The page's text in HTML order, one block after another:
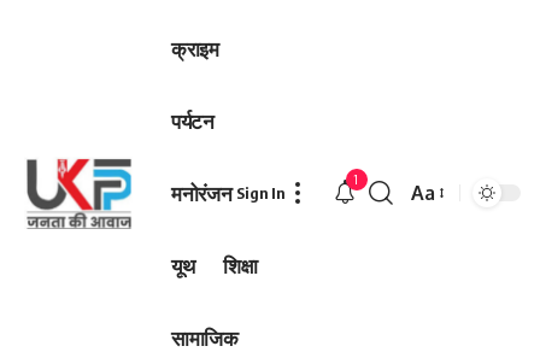
क्राइम
पर्यटन
मनोरंजन
यूथ शिक्षा
सामाजिक
Sign In
1
Font
Aa